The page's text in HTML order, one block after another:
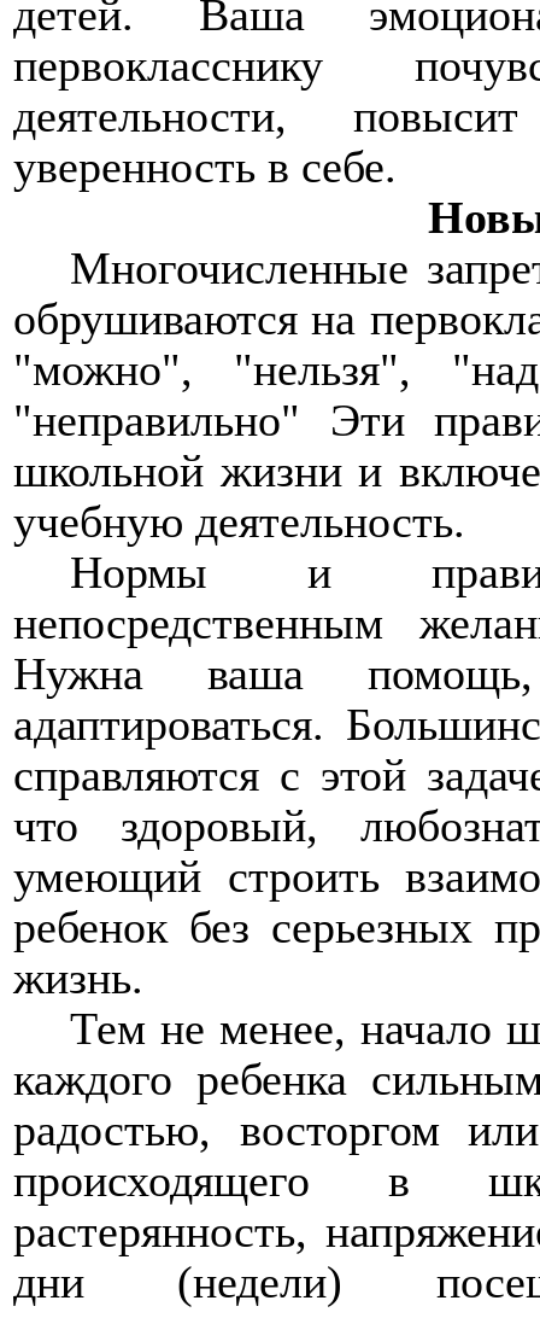
детей. Ваша
первокласснику
деятельности,
уверенность в себе.
Многочисленные
обрушиваются на
"можно", "нельзя",
"неправильно" Эти
школьной жизни и
учебную деятельность.
Нормы и
непосредственным
Нужна ваша
адаптироваться.
справляются с этой
что здоровый,
умеющий строить
ребенок без серьезных
жизнь.
Тем не менее, начало
каждого ребенка
радостью, восторгом
происходящего в
растерянность,
дни (недели)